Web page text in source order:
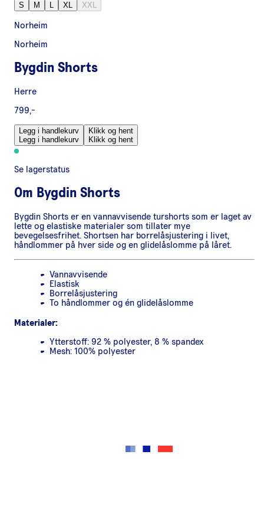
S M L XL XXL
Norheim
Norheim
Bygdin Shorts
Herre
799,-
Legg i handlekurv
Legg i handlekurv
Klikk og hent
Klikk og hent
Se lagerstatus
Om Bygdin Shorts
Bygdin Shorts er en vannavvisende turshorts som er laget av
lette og elastiske materialer som tillater mye
bevegelsesfrihet. Shortsen har borrelåsjustering i livet,
håndlommer på hver side og en glidelåslomme på låret.
Vannavvisende
Elastisk
Borrelåsjustering
To håndlommer og én glidelåslomme
Materialer:
Ytterstoff:​ 92 % polyester, 8 % spandex
Mesh: 100% polyester